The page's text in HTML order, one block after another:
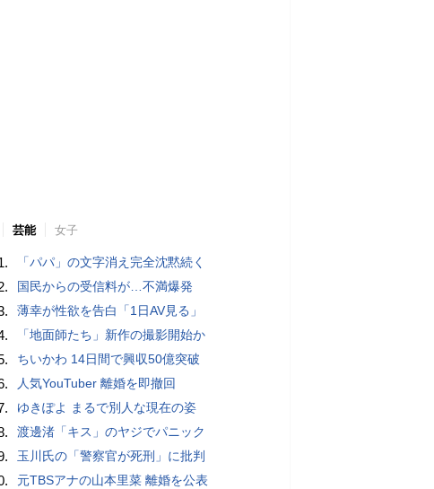
芸能 女子
「パパ」の文字消え完全沈黙続く
国民からの受信料が…不満爆発
薄幸が性欲を告白「1日AV見る」
「地面師たち」新作の撮影開始か
ちいかわ 14日間で興収50億突破
人気YouTuber 離婚を即撤回
ゆきぽよ まるで別人な現在の姿
渡邊渚「キス」のヤジでパニック
玉川氏の「警察官が死刑」に批判
元TBSアナの山本里菜 離婚を公表